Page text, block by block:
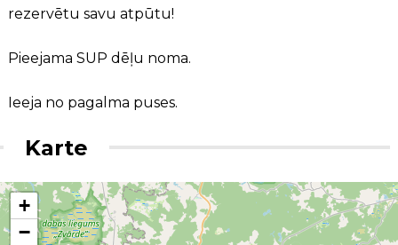
rezervētu savu atpūtu!
Pieejama SUP dēļu noma.
Ieeja no pagalma puses.
Karte
+
−